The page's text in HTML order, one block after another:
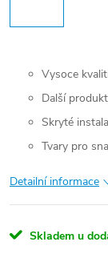
Vysoce
Další
Skryté
Tvary pro
Detailní informace
Skladem u